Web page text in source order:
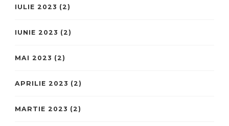
IULIE 2023 (2)
IUNIE 2023 (2)
MAI 2023 (2)
APRILIE 2023 (2)
MARTIE 2023 (2)